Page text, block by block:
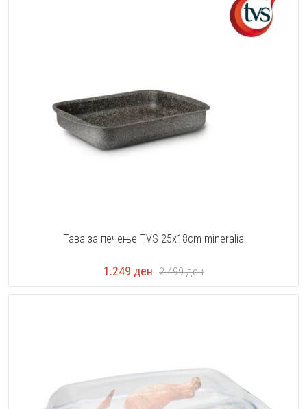
Тава за печење TVS 25x18cm mineralia
1.249 ден 2.499ден